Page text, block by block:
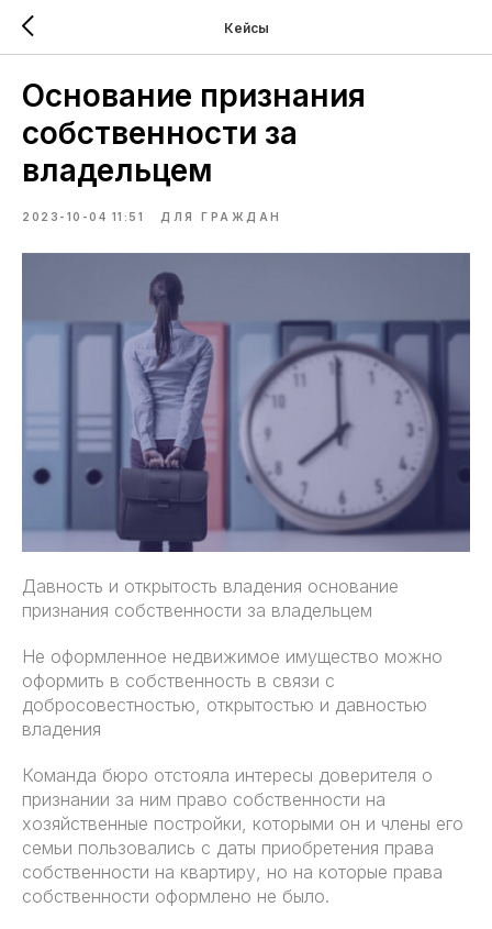
Кейсы
Основание признания
собственности за
владельцем
2023-10-04 11:51 ДЛЯ ГРАЖДАН
Давность и открытость владения основание
признания собственности за владельцем
Не оформленное недвижимое имущество можно
оформить в собственность в связи с
добросовестностью, открытостью и давностью
владения
Команда бюро отстояла интересы доверителя о
признании за ним право собственности на
хозяйственные постройки, которыми он и члены его
семьи пользовались с даты приобретения права
собственности на квартиру, но на которые права
собственности оформлено не было.